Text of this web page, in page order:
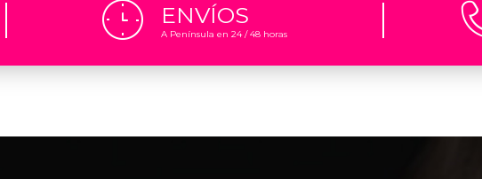
ENVÍOS
A Península en 24 / 48 horas